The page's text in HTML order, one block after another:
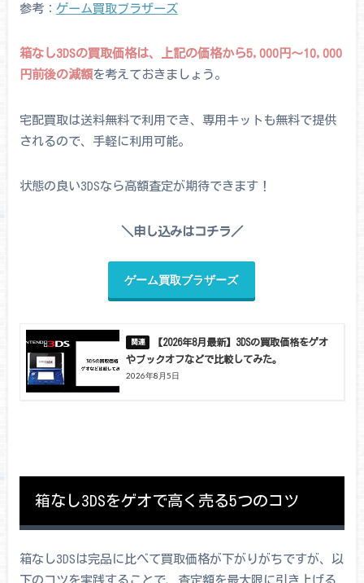
参考： ゲーム買取ブラザーズ
箱なし3DSの買取価格は、上記の価格から5,000円～10,000
円前後の減額を考えておきましょう。
宅配買取は送料無料で利用でき、専用キットも無料で提供
されるので、手軽に利用可能。
状態の良い3DSなら高額査定が期待できます！
＼申し込みはコチラ／
ゲーム買取ブラザーズ
【2026年8月最新】3DSの買取価格をゲオ
やブックオフなどで比較してみた。
2026年8月5日
箱なし3DSをゲオで高く売る5つのコツ
箱なし3DSは完品に比べて買取価格が下がりがちですが、以
下のコツを実践することで、査定額を最大限に引き上げる